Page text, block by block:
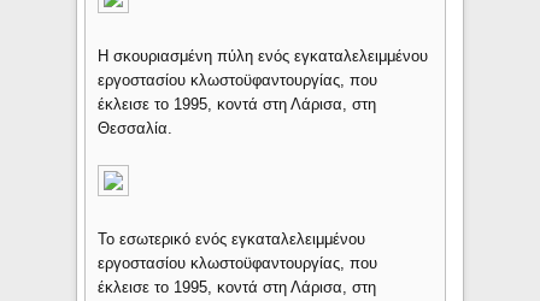
Η σκουριασμένη πύλη ενός εγκαταλελειμμένου
εργοστασίου κλωστοϋφαντουργίας, που
έκλεισε το 1995, κοντά στη Λάρισα, στη
Θεσσαλία.
Το εσωτερικό ενός εγκαταλελειμμένου
εργοστασίου κλωστοϋφαντουργίας, που
έκλεισε το 1995, κοντά στη Λάρισα, στη